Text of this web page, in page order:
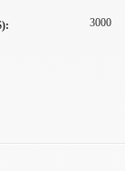
3000